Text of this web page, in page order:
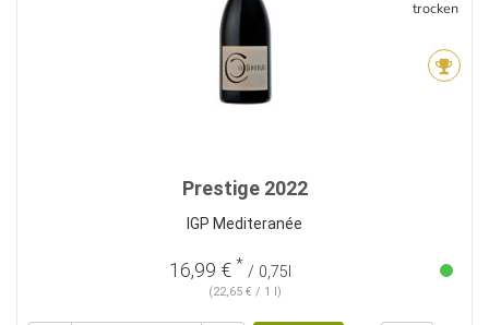
trocken
Prestige 2022
IGP Mediteranée
16,99 € * / 0,75l
(22,65 € / 1 l)